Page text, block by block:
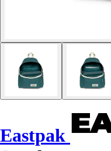
Eastpak